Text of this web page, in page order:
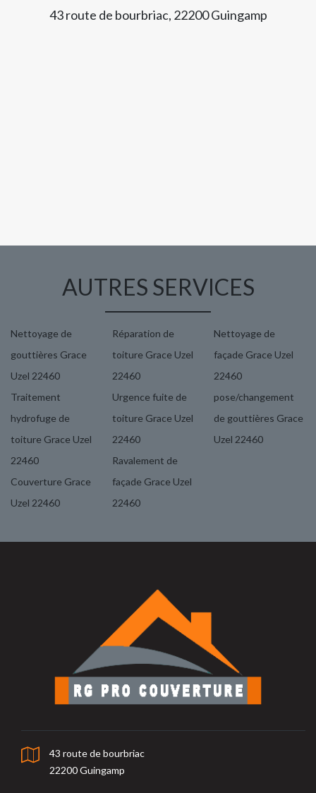
43 route de bourbriac, 22200 Guingamp
AUTRES SERVICES
Nettoyage de
gouttières Grace
Uzel 22460
Traitement
hydrofuge de
toiture Grace Uzel
22460
Couverture Grace
Uzel 22460
Réparation de
toiture Grace Uzel
22460
Urgence fuite de
toiture Grace Uzel
22460
Ravalement de
façade Grace Uzel
22460
Nettoyage de
façade Grace Uzel
22460
pose/changement
de gouttières Grace
Uzel 22460
43 route de bourbriac
22200 Guingamp